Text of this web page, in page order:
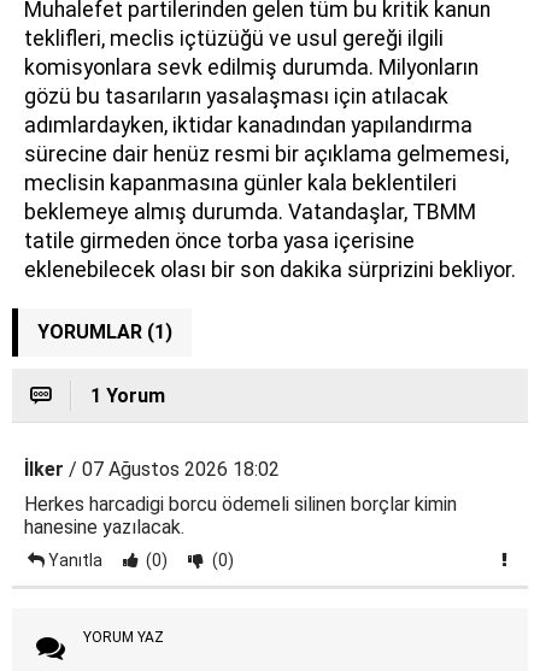
Muhalefet partilerinden gelen tüm bu kritik kanun
teklifleri, meclis içtüzüğü ve usul gereği ilgili
komisyonlara sevk edilmiş durumda. Milyonların
gözü bu tasarıların yasalaşması için atılacak
adımlardayken, iktidar kanadından yapılandırma
sürecine dair henüz resmi bir açıklama gelmemesi,
meclisin kapanmasına günler kala beklentileri
beklemeye almış durumda. Vatandaşlar, TBMM
tatile girmeden önce torba yasa içerisine
eklenebilecek olası bir son dakika sürprizini bekliyor.
YORUMLAR (1)
1 Yorum
İlker / 07 Ağustos 2026 18:02
Herkes harcadigi borcu ödemeli silinen borçlar kimin
hanesine yazılacak.
Yanıtla (0) (0)
YORUM YAZ